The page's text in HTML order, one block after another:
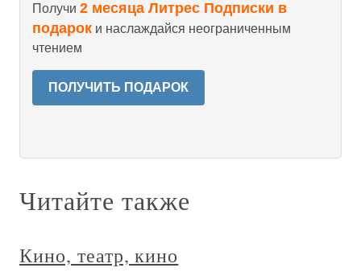
Получи 2 месяца Литрес Подписки в
подарок и наслаждайся неограниченным
чтением
ПОЛУЧИТЬ ПОДАРОК
Читайте также
Кино, театр, кино